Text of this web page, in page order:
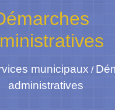
municipaux /
administratives